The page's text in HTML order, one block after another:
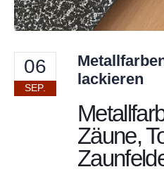
06
SEP.
lackieren
Zäune,